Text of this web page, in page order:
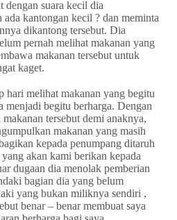
dengan suara kecil dia
ada kantongan kecil ? dan meminta
dikantong tersebut. Dia
pernah melihat makanan yang
makanan tersebut untuk
kaget.
hari melihat makanan yang begitu
menjadi begitu berharga. Dengan
tersebut demi anaknya,
makanan yang masih
kepada penumpang ditaruh
akan kami berikan kepada
dugaan dia menolak pemberian
bagian dia yang belum
yang bukan miliknya sendiri ,
benar – benar membuat saya